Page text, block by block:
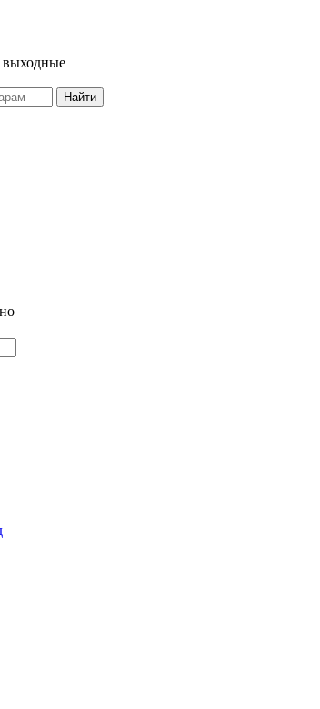
выходные
Найти